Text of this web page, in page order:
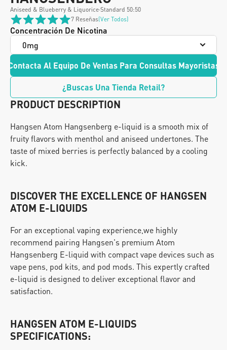
Aniseed & Blueberry & Liquorice·Standard 50:50
7 Reseñas(ver Todos)
Concentración De Nicotina
Contacta Al Equipo De Ventas Para Consultas Mayoristas
¿Buscas Una Tienda Retail?
PRODUCT DESCRIPTION
Hangsen Atom Hangsenberg e-liquid is a smooth mix of
fruity flavors with menthol and aniseed undertones. The
taste of mixed berries is perfectly balanced by a cooling
kick.
DISCOVER THE EXCELLENCE OF HANGSEN
ATOM E-LIQUIDS
For an exceptional vaping experience,we highly
recommend pairing Hangsen's premium Atom
Hangsenberg E-liquid with compact vape devices such as
vape pens, pod kits, and pod mods. This expertly crafted
e-liquid is designed to deliver exceptional flavor and
satisfaction.
HANGSEN ATOM E-LIQUIDS
SPECIFICATIONS: